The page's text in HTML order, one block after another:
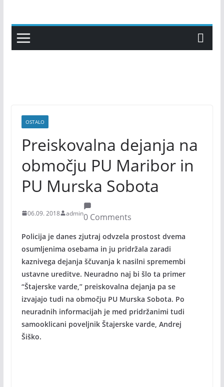
content
OSTALO
Preiskovalna dejanja na
območju PU Maribor in
PU Murska Sobota
06.09. 2018 admin0 Comments
Policija je danes zjutraj odvzela prostost dvema
osumljenima osebama in ju pridržala zaradi
kaznivega dejanja ščuvanja k nasilni spremembi
ustavne ureditve. Neuradno naj bi šlo ta primer
“Štajerske varde,” preiskovalna dejanja pa se
izvajajo tudi na območju PU Murska Sobota. Po
neuradnih informacijah je med pridržanimi tudi
samooklicani poveljnik Štajerske varde, Andrej
Šiško.